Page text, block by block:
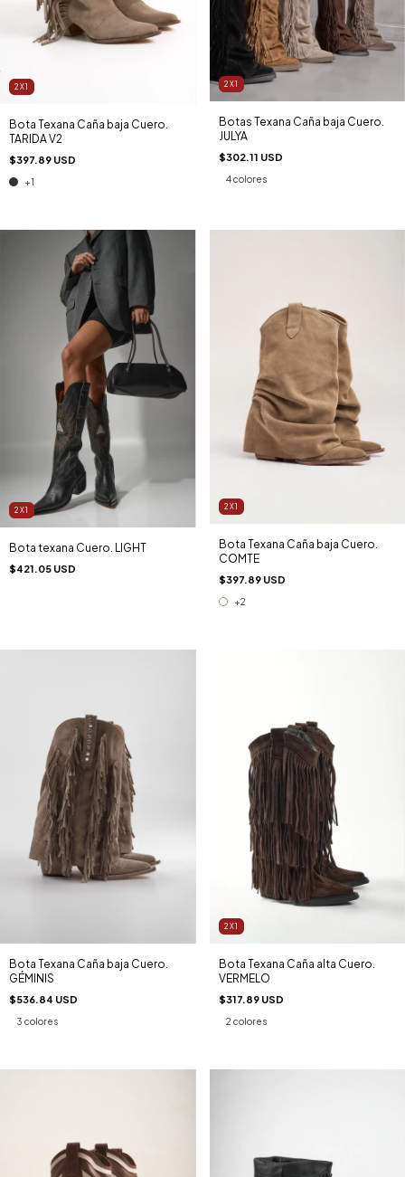
2X1
Bota Texana Caña baja Cuero.
TARIDA V2
$397.89 USD
+1
2X1
Botas Texana Caña baja Cuero.
JULYA
$302.11 USD
4 colores
2X1
Bota texana Cuero. LIGHT
$421.05 USD
2X1
Bota Texana Caña baja Cuero.
COMTE
$397.89 USD
+2
Bota Texana Caña baja Cuero.
GÉMINIS
$536.84 USD
3 colores
2X1
Bota Texana Caña alta Cuero.
VERMELO
$317.89 USD
2 colores